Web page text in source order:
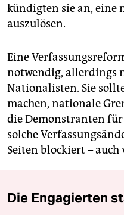
kündigten sie an, eine
auszulösen.
Eine
notwendig, allerdings
Nationalisten. Sie
machen, nationale
die Demonstranten
solche
Seiten blockiert – auch
Die Engagierten